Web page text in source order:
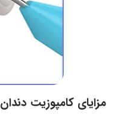
مزایای کامپوزیت دندان